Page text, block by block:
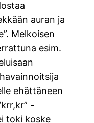
auran ja
Melkoisen
esim.
ehättäneen
-
toki koske